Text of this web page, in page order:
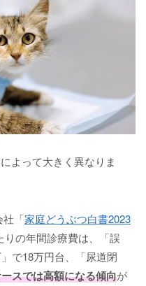
よって大きく異なりま
社「家庭どうぶつ白書2023
りの年間診療費は、「誤
で18万円台、「尿道閉
スでは高額になる傾向が